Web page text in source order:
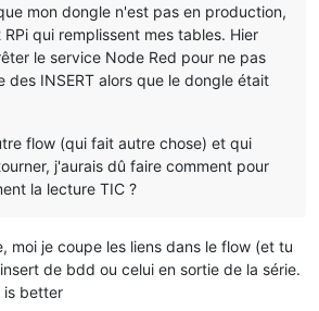
mon dongle n'est pas en production,
qui remplissent mes tables. Hier
le service Node Red pour ne pas
des INSERT alors que le dongle était
flow (qui fait autre chose) et qui
j'aurais dû faire comment pour
la lecture TIC ?
moi je coupe les liens dans le flow (et tu
de bdd ou celui en sortie de la série.
is better